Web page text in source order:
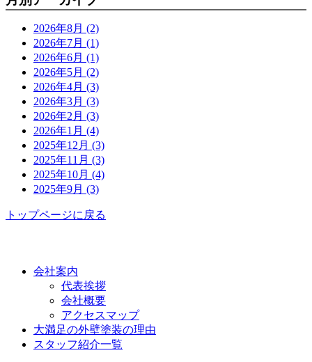
2026年8月 (2)
2026年7月 (1)
2026年6月 (1)
2026年5月 (2)
2026年4月 (3)
2026年3月 (3)
2026年2月 (3)
2026年1月 (4)
2025年12月 (3)
2025年11月 (3)
2025年10月 (4)
2025年9月 (3)
トップページに戻る
会社案内
代表挨拶
会社概要
アクセスマップ
大満足の外壁塗装の理由
スタッフ紹介一覧